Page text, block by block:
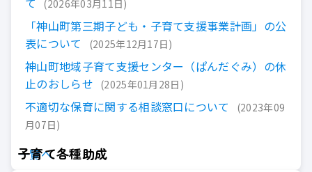
2026年03月11日
「神山町第三期子ども・子育て支援事業計画」の公
表について
2025年12月17日
神山町地域子育て支援センター（ぱんだぐみ）の休
止のおしらせ
2025年01月28日
不適切な保育に関する相談窓口について
2023年09
月07日
一覧へ
子育て各種助成